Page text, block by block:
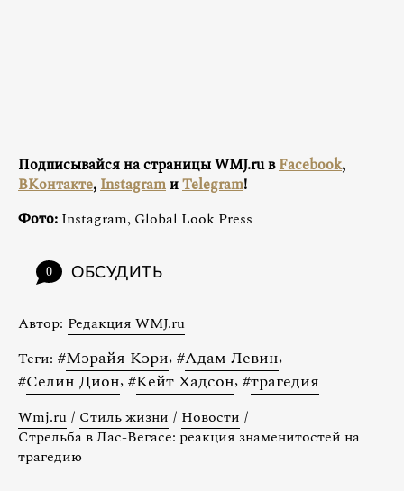
Подписывайся на страницы WMJ.ru вFacebook,
ВКонтакте, InstagramиTelegram!
Фото: Instagram, Global Look Press
0 ОБСУДИТЬ
Автор: Редакция WMJ.ru
Теги: #Мэрайя Кэри, #Адам Левин,
#Селин Дион, #Кейт Хадсон, #трагедия
Wmj.ru / Стиль жизни / Новости /
Стрельба в Лас-Вегасе: реакция знаменитостей на
трагедию